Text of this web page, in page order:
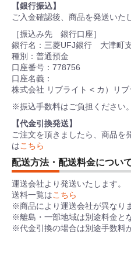
【銀行振込】
ご入金確認後、商品を発送いた
［振込み先 銀行口座］
銀行名：三菱UFJ銀行 大津町
種別：普通預金
口座番号：778756
口座名義：
株式会社 リブライト < カ）リ
※振込手数料はご負担ください。
【代金引換発送】
ご注文を頂きましたら、商品を
はこちら
配送方法・配送料金につい
運送会社より発送いたします。
送料一覧はこちら
※商品により運送会社が異なり
※離島・一部地域は別途料金と
※代金引換の場合は別途手数料